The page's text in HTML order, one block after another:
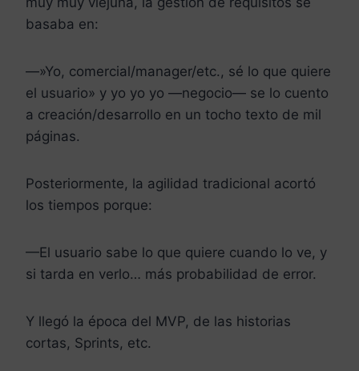
basaba en:
—»Yo, comercial/manager/etc., sé lo que quiere
el usuario» y yo yo yo —negocio— se lo cuento
a creación/desarrollo en un tocho texto de mil
páginas.
Posteriormente, la agilidad tradicional acortó
los tiempos porque:
—El usuario sabe lo que quiere cuando lo ve, y
si tarda en verlo… más probabilidad de error.
Y llegó la época del MVP, de las historias
cortas, Sprints, etc.